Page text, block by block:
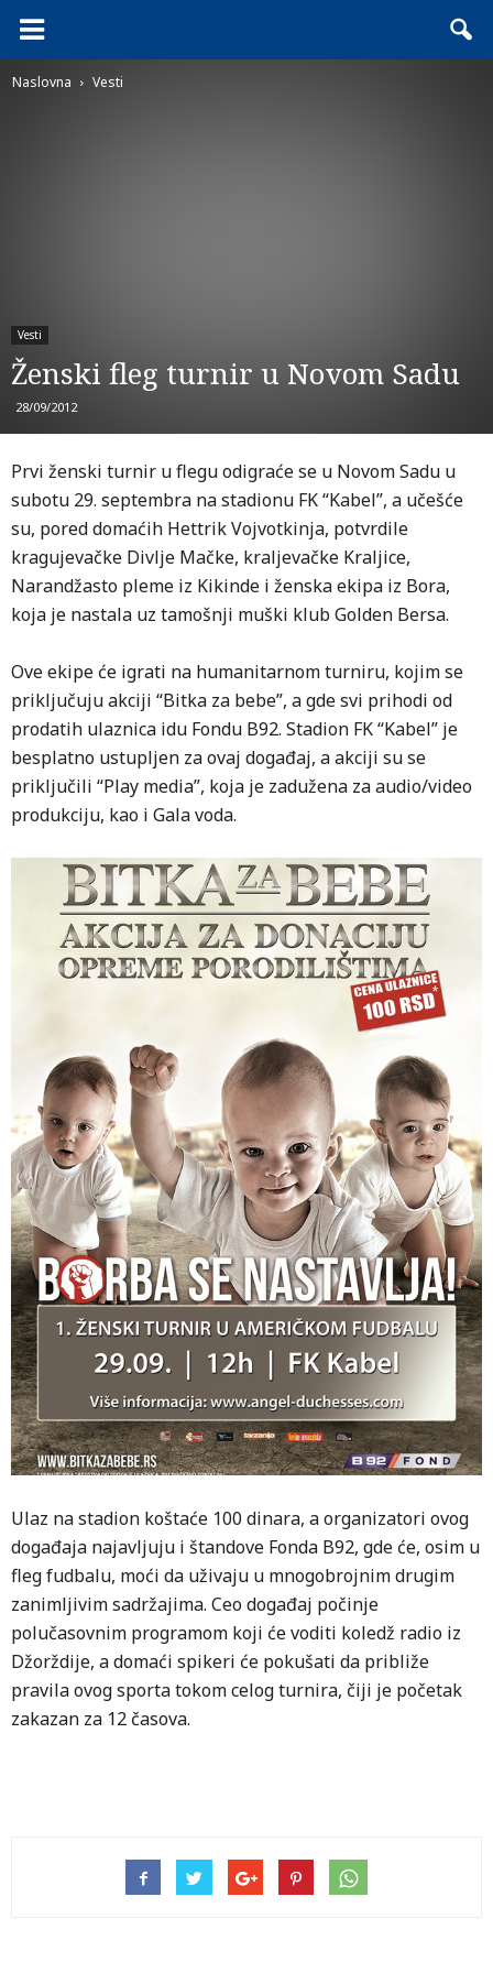
Naslovna Vesti
Vesti
Ženski fleg turnir u Novom Sadu
28/09/2012
Prvi ženski turnir u flegu odigraće se u Novom Sadu u
subotu 29. septembra na stadionu FK “Kabel”, a učešće
su, pored domaćih Hettrik Vojvotkinja, potvrdile
kragujevačke Divlje Mačke, kraljevačke Kraljice,
Narandžasto pleme iz Kikinde i ženska ekipa iz Bora,
koja je nastala uz tamošnji muški klub Golden Bersa.
Ove ekipe će igrati na humanitarnom turniru, kojim se
priključuju akciji “Bitka za bebe”, a gde svi prihodi od
prodatih ulaznica idu Fondu B92. Stadion FK “Kabel” je
besplatno ustupljen za ovaj događaj, a akciji su se
priključili “Play media”, koja je zadužena za audio/video
produkciju, kao i Gala voda.
Ulaz na stadion koštaće 100 dinara, a organizatori ovog
događaja najavljuju i štandove Fonda B92, gde će, osim u
fleg fudbalu, moći da uživaju u mnogobrojnim drugim
zanimljivim sadržajima. Ceo događaj počinje
polučasovnim programom koji će voditi koledž radio iz
Džorždije, a domaći spikeri će pokušati da približe
pravila ovog sporta tokom celog turnira, čiji je početak
zakazan za 12 časova.